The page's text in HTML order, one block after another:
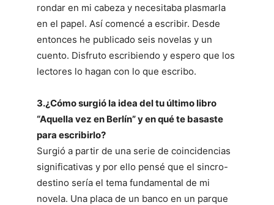
rondar en mi cabeza y necesitaba plasmarla
en el papel. Así comencé a escribir. Desde
entonces he publicado seis novelas y un
cuento. Disfruto escribiendo y espero que los
lectores lo hagan con lo que escribo.
3.¿Cómo surgió la idea del tu último libro
“Aquella vez en Berlín” y en qué te basaste
para escribirlo?
Surgió a partir de una serie de coincidencias
significativas y por ello pensé que el sincro-
destino sería el tema fundamental de mi
novela. Una placa de un banco en un parque